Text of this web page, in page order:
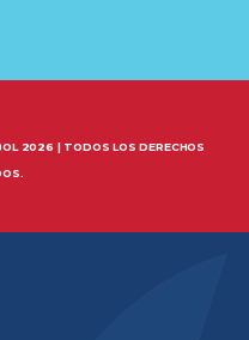
2026 | TODOS LOS DERECHOS